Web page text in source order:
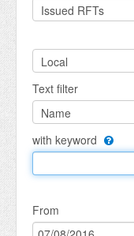
Text filter
with keyword
From